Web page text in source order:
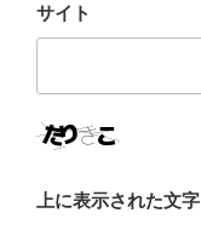
サイト
上に表示された文